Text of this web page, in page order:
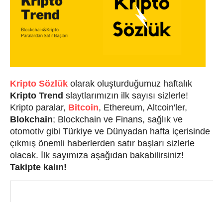
Kripto Sözlük olarak oluşturduğumuz haftalık
Kripto Trend slaytlarımızın ilk sayısı sizlerle!
Kripto paralar, Bitcoin, Ethereum, Altcoin'ler,
Blokchain; Blockchain ve Finans, sağlık ve
otomotiv gibi Türkiye ve Dünyadan hafta içerisinde
çıkmış önemli haberlerden satır başları sizlerle
olacak. İlk sayımıza aşağıdan bakabilirsiniz!
Takipte kalın!